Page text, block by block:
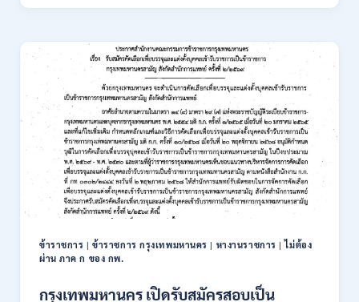
ส.ค.
–
ก.ย.
2569
อุตสาหกรรม
ประเทศไทย
(กนอ.)
เปิด
รับ
สมัคร
บุคคล
เพื่อ
บรรจุ
เป็น
พนักงาน
รัฐวิสาหกิจ
16
/
ป.ตรี
ส
ข้าราชการ |ข้าราชการ กรุงเทพมหานคร | หางานราชการ |ไม่ต้อง
ผ่าน ภาค ก ของ กพ.
กรุงเทพมหานคร เปิดรับสมัครสอบเป็น